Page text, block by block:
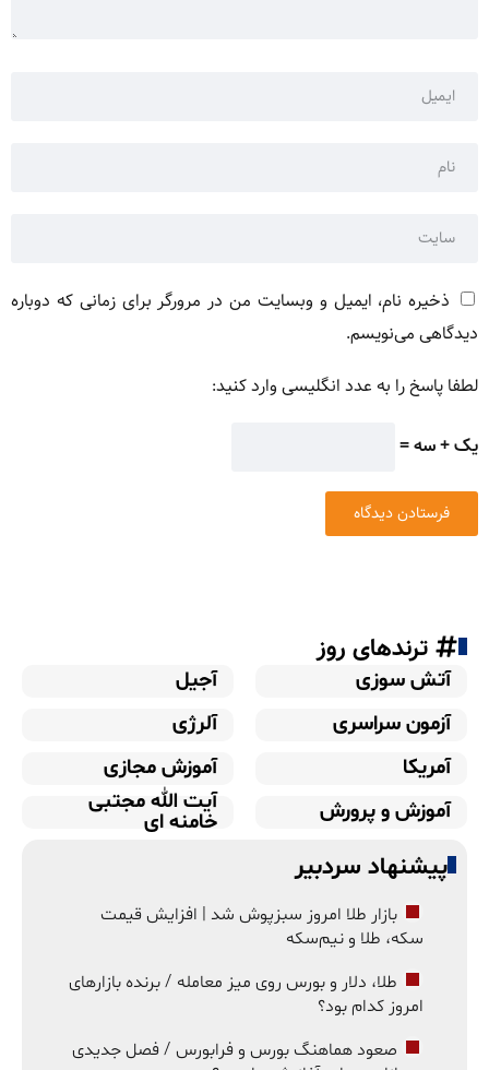
ذخیره نام، ایمیل و وبسایت من در مرورگر برای زمانی که دوباره
دیدگاهی می‌نویسم.
لطفا پاسخ را به عدد انگلیسی وارد کنید:
یک + سه =
ترندهای روز
آتش سوزی
آجیل
آزمون سراسری
آلرژی
آمریکا
آموزش مجازی
آموزش و پرورش
آیت الله مجتبی
خامنه ای
پیشنهاد سردبیر
بازار طلا امروز سبزپوش شد | افزایش قیمت
سکه، طلا و نیم‌سکه
طلا، دلار و بورس روی میز معامله / برنده بازارهای
امروز کدام بود؟
صعود هماهنگ بورس و فرابورس / فصل جدیدی